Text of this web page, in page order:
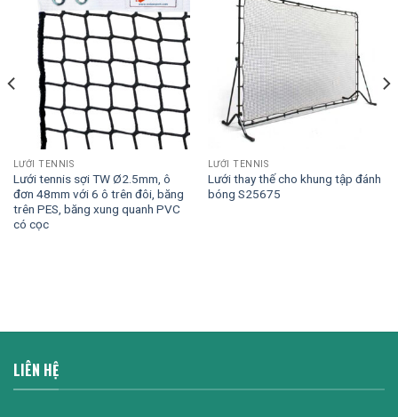
LƯỚI TENNIS
Lưới tennis sợi TW Ø2.5mm, ô
đơn 48mm với 6 ô trên đôi, băng
trên PES, băng xung quanh PVC
có cọc
LƯỚI TENNIS
Lưới thay thế cho khung tập đánh
bóng S25675
LIÊN HỆ